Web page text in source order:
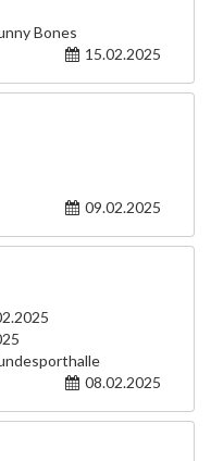
Bones
15.02.2025
09.02.2025
08.02.2025